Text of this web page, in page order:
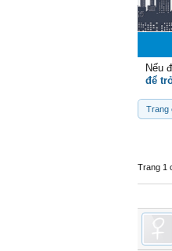
Nếu
để
Trang
Trang 1